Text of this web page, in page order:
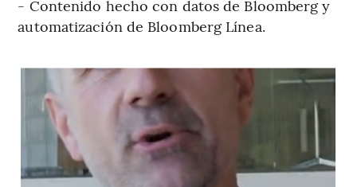
- Contenido hecho con datos de Bloomberg y
automatización de Bloomberg Línea.